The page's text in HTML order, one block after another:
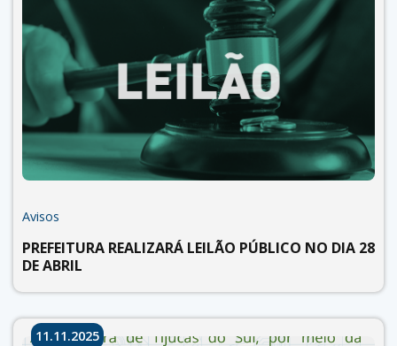
Avisos
PREFEITURA REALIZARÁ LEILÃO PÚBLICO NO DIA 28
DE ABRIL
11.11.2025